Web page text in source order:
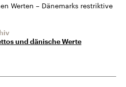
Werten – Dänemarks restriktive
und dänische Werte